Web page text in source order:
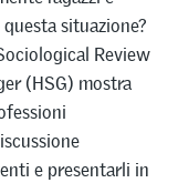
situazione?
Review
(HSG) mostra
e presentarli in